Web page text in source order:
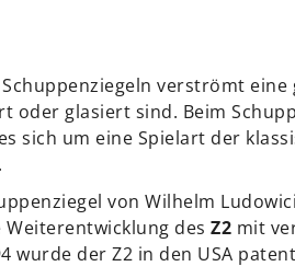
verströmt
oder glasiert sind. Beim
sich um eine Spielart der
von Wilhelm
des Z2 mit
wurde der Z2 in den USA